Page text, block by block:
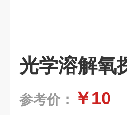
光学溶解氧
参考价： ￥10